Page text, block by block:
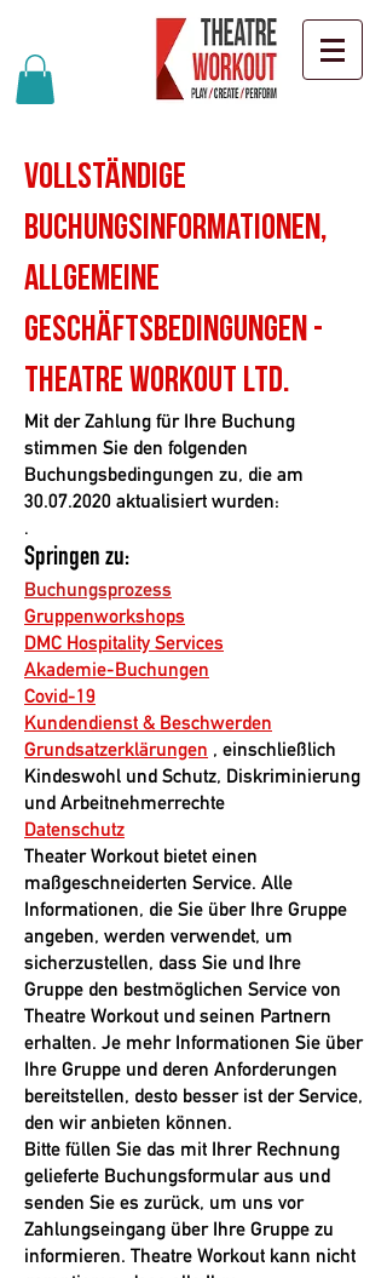
Vollständige
Buchungsinformationen,
Allgemeine
Geschäftsbedingungen -
Theatre Workout Ltd.
Mit der Zahlung für Ihre Buchung
stimmen Sie den folgenden
Buchungsbedingungen zu, die am
30.07.2020 aktualisiert wurden:
.
Springen zu:
Buchungsprozess
Gruppenworkshops
DMC Hospitality Services
Akademie-Buchungen
Covid-19
Kundendienst & Beschwerden
Grundsatzerklärungen , einschließlich
Kindeswohl und Schutz, Diskriminierung
und Arbeitnehmerrechte
Datenschutz
Theater Workout bietet einen
maßgeschneiderten Service. Alle
Informationen, die Sie über Ihre Gruppe
angeben, werden verwendet, um
sicherzustellen, dass Sie und Ihre
Gruppe den bestmöglichen Service von
Theatre Workout und seinen Partnern
erhalten. Je mehr Informationen Sie über
Ihre Gruppe und deren Anforderungen
bereitstellen, desto besser ist der Service,
den wir anbieten können.
Bitte füllen Sie das mit Ihrer Rechnung
gelieferte Buchungsformular aus und
senden Sie es zurück, um uns vor
Zahlungseingang über Ihre Gruppe zu
informieren. Theatre Workout kann nicht